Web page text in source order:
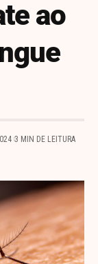
ao
3 MIN DE LEITURA